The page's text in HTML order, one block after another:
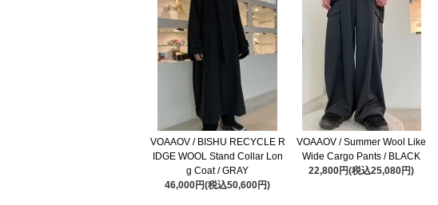
VOAAOV / BISHU RECYCLE R
IDGE WOOL Stand Collar Lon
g Coat / GRAY
46,000円(税込50,600円)
VOAAOV / Summer Wool Like
Wide Cargo Pants / BLACK
22,800円(税込25,080円)